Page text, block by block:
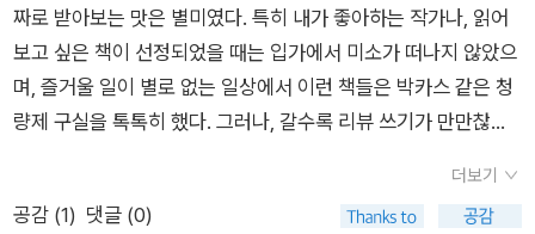
‘대한민국 경제 정의를 말하다.’문구 그대로. 인용이 많이 되기고
했지만, <정의란 무엇인가>를 떠올리게 한다. 이 책을 읽고 문뜩
떠오른 질문, ‘경제 정의’ 실현과 ‘경제 민주화’ 실현은 어떤 관계
일까?<꿈꾸는 자 잡혀간다> 서평 별점 ; ★★★★ 개인적
장기를 다룬 소설인데 반짝반짝 빛나는 별빛같은 문장이 사로잡
는다. 무언가를 관찰하고 끊임없이 상상하는 소년 네프탈리는 빼
빼마른 말라깽이로 몸이 약하다. 엄격한 가부장의 전형적인 아버
지는 자녀들 미래와 생각까지 통제하는 폭군이다. 가족을 먹여 살
리기 위해 막일을 전전하던 아버지는 철도회사에서 일하지만 자
식들은 보다 더 나은 삶을 살기 원한다. 그것 또한 아버지의 사랑
알려지지 않았던 성철스님의 법문과 편지, 사진 자료들이 실렸으
며, 과거에 가필된 형태로 발표되었던 성철스님의 친필 법문 노트
를 원문 그대로 담겼다. 불교 수행자들에게 길잡이가 될 수 있는
'증도가', '신심명', '토굴가' 등 여러 자료들을 채록해 실어 초심자
다. 최근 <의자놀이>를 보고, 그동안 읽다가 미뤄둔 한핏줄 도서
감상할 수 있는 집을 지었다. 사랑하는 사람들은 뒷모습까지도 닮
아, 라고 말하는 특별한 능력을 지닌 아내를 위해, 아내가 행복해
하는 모습을 보며 행복한 함성호 시인은 그런 보이지 않는 끈에
대해서이야기하고 싶어한다, 이 책에서. 관계의 끈! 그 다음
찜한 책은 송경동 시인의 <꿈꾸는 자 잡혀간다>. 어서 읽고싶다.
무엇을 해결해야 한다는 부담이 아니라, 연대가 필요한 곳에 연대
서는 이상하리만큼 관심을 갖지 않는 현실을 보면 어쩌면 우리는
구조조정과 비정규직이 너무나 자연스러운 사회에 살고 있음을
느끼게 된다. 자본은 이윤을 위해 어떠한 행위를 해도 비난받지
않고 오히려 자본이 살아야 노동이 살수 있다는 것으로 자본을 두
결국 자본이란 과거의 노동이 집적되어 쌓은 것 아닌가.... 사실
영화의 내용과 전개가 썩 맘에 들지 않는다. 그건 희망버스의 출
긁곤 했다. 그렇게 속을 끓이면서도 11기 신간평가단 모집에 응
모를 했던 걸 보면 약간의 고통스러움과 책을 읽는 즐거움을 양팔
저울에 올려놓고 달아 본다면 즐거움 쪽으로 살짝 기울었던듯. 과
거는 언제나 즐거움의 등가물이라는 나의 확신은 10기 신간평가
단으로 활동했던 지난 시간에 다시 한번 확인된 셈이다. 기억도
가물가물한 책들을 다시 떠올리며 내 맘대로 베스트5를 적어본
짜로 받아보는 맛은 별미였다. 특히 내가 좋아하는 작가나, 읽어
보고 싶은 책이 선정되었을 때는 입가에서 미소가 떠나지 않았으
며, 즐거울 일이 별로 없는 일상에서 이런 책들은 박카스 같은 청
량제 구실을 톡톡히 했다. 그러나, 갈수록 리뷰 쓰기가 만만찮게
늘어나고 그 여파가 드디어는 족저근막염까지 몰고왔다. 여러 군
데의 병원 치료도 그때뿐이어서 오늘은 큰마음 먹고 멀리 있는 전
더보기
공감 (1) 댓글 (0)